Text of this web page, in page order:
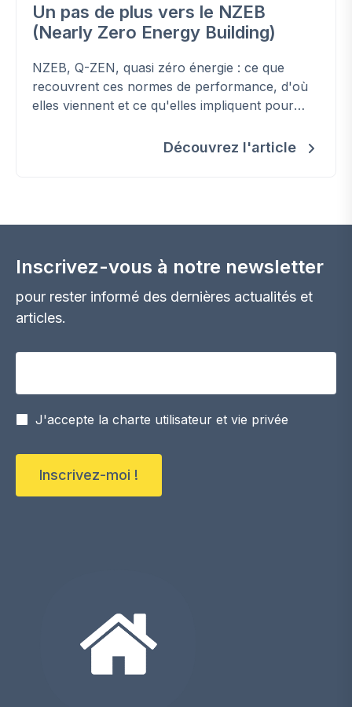
Un pas de plus vers le NZEB
(Nearly Zero Energy Building)
NZEB, Q-ZEN, quasi zéro énergie : ce que
recouvrent ces normes de performance, d'où
elles viennent et ce qu'elles impliquent pour
Découvrez l'article
Inscrivez-vous à notre newsletter
pour rester informé des dernières actualités et
articles.
J'accepte la charte utilisateur et vie privée
Inscrivez-moi !